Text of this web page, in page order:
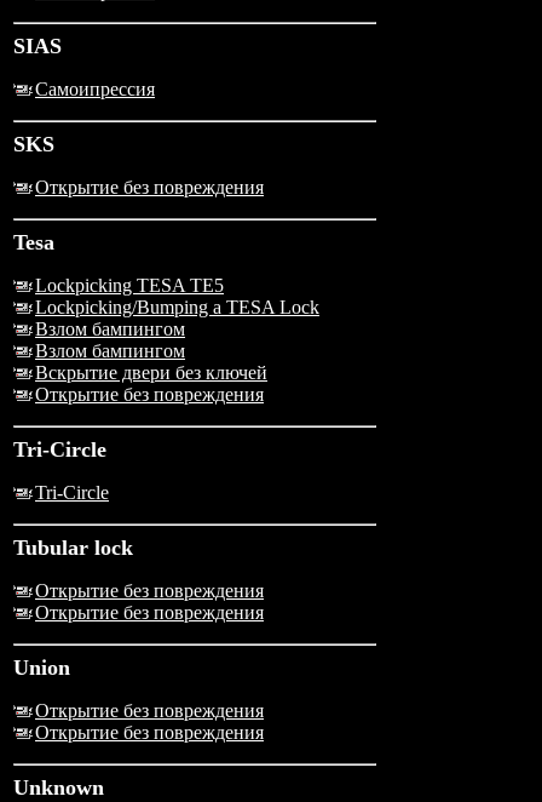
SIAS
Самоипрессия
SKS
Открытие без повреждения
Tesa
Lockpicking TESA TE5
Lockpicking/Bumping a TESA Lock
Взлом бампингом
Взлом бампингом
Вскрытие двери без ключей
Открытие без повреждения
Tri-Circle
Tri-Circle
Tubular lock
Открытие без повреждения
Открытие без повреждения
Union
Открытие без повреждения
Открытие без повреждения
Unknown